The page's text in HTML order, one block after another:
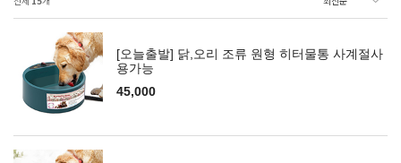
[오늘출발] 닭,오리 조류 원형 히터물통 사계절사
용가능
45,000